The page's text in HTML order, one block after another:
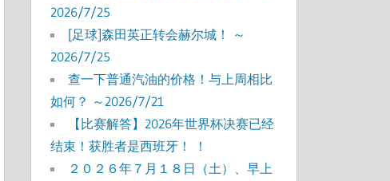
2026/7/25
[足球]森田英正转会赫尔城！ ～
2026/7/25
查一下普通汽油的价格！与上周相比
如何？ ～2026/7/21
【比赛解答】2026年世界杯决赛已经
结束！获胜者是西班牙！ ！
２０２６年７月１８日（土）、早上